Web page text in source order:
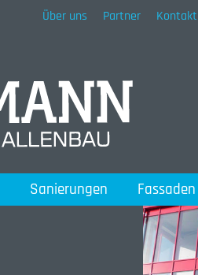
Über uns Partner Kontakt
Sanierungen Fassaden